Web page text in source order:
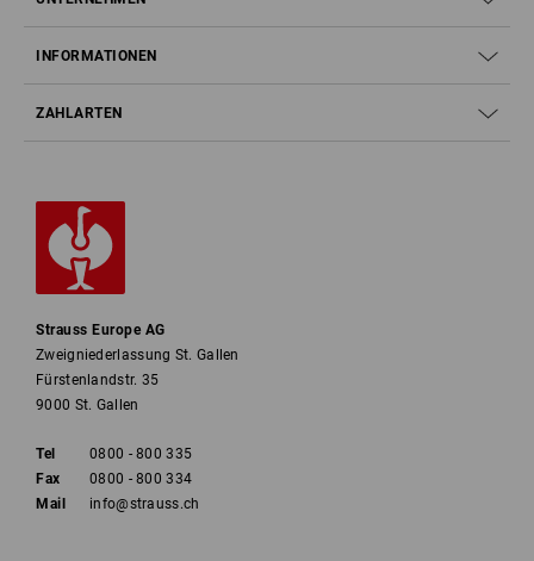
INFORMATIONEN
ZAHLARTEN
Strauss Europe AG
Zweigniederlassung St. Gallen
Fürstenlandstr. 35
9000 St. Gallen
Tel
0800 - 800 335
Fax
0800 - 800 334
Mail
info@strauss.ch